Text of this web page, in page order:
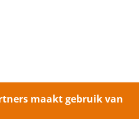
maakt gebruik van